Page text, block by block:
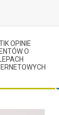
OPINIE
O